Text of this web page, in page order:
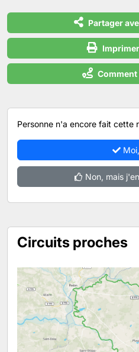
Partager
Personne n'a encore fait cette
Non, mais
Circuits proches